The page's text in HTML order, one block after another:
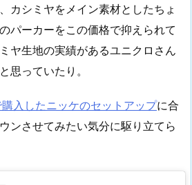
カシミヤをメイン素材としたちょ
パーカーをこの価格で抑えられて
ヤ生地の実績があるユニクロさん
思っていたり。
入したニッケのセットアップに合
ンさせてみたい気分に駆り立てら